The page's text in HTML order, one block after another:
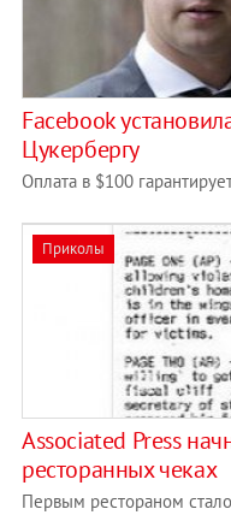
Facebook
Цукербергу
Оплата в $100
Приколы
Associated Press
ресторанных чеках
Первым рестораном